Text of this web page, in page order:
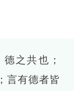
之共也；
言有德者皆